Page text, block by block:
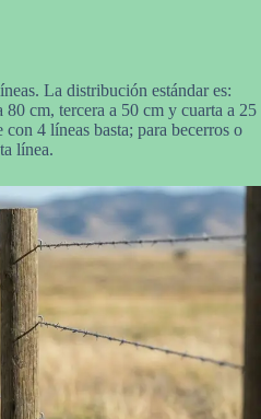
La distribución estándar es:
cm, tercera a 50 cm y cuarta a 25
4 líneas basta; para becerros o
línea.